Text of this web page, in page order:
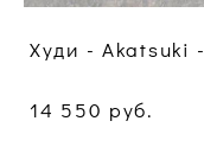
Худи - Akatsuki -
14 550 pуб.